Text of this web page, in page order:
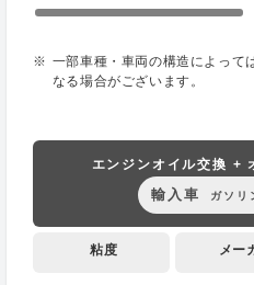
一部車種・車両の構造によって
なる場合がございます。
エンジンオイル交換 +
輸入車 ガソリ
粘度 メー